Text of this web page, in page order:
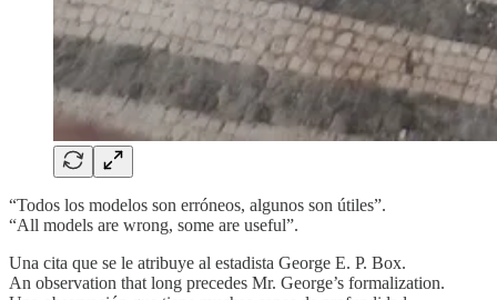
“Todos los modelos son erróneos, algunos son útiles”.
“All models are wrong, some are useful”.
Una cita que se le atribuye al estadista George E. P. Box.
An observation that long precedes Mr. George’s formalization.